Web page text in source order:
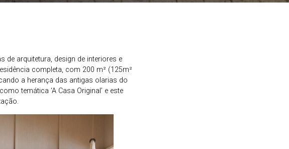
de arquitetura, design de interiores e
completa, com 200 m² (125m²
a herança das antigas olarias do
temática ‘A Casa Original’ e este